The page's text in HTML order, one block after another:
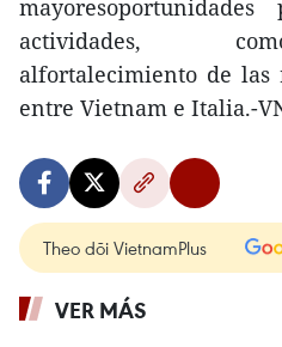
actividades,
alfortalecimiento de las
entre Vietnam e Italia.-
Theo dõi VietnamPlus
VER MÁS